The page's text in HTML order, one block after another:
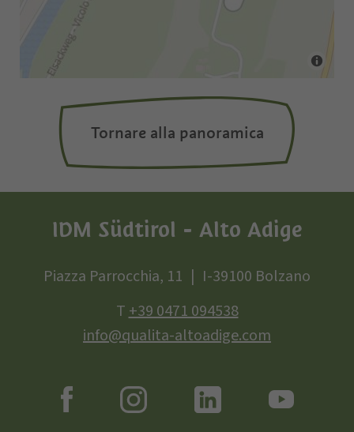
Tornare alla panoramica
IDM Südtirol - Alto Adige
Piazza Parrocchia, 11
I-39100 Bolzano
T+39 0471 094538
info@qualita-altoadige.com